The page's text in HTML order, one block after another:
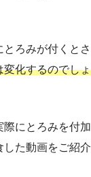
ろみが付くとさ
変化するのでしょ
にとろみを付加
した動画をご紹介